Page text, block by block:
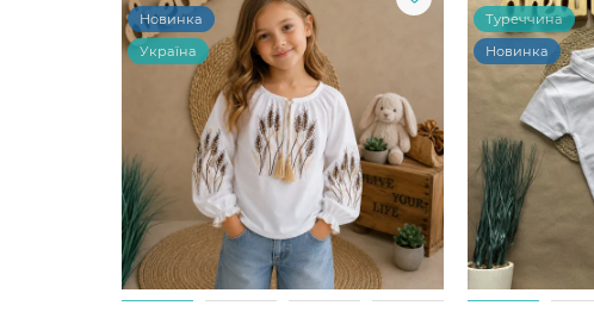
Новинка
Україна
Туреччина
Новинка